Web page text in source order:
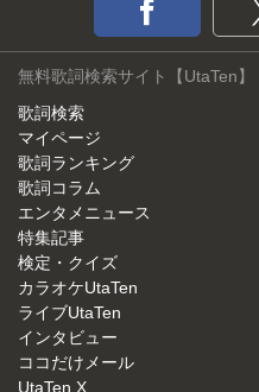
無料歌詞検索サイト【UtaTen】
歌詞検索
マイページ
歌詞ランキング
歌詞コラム
エンタメニュース
特集記事
検定・クイズ
カラオケUtaTen
ライブUtaTen
インタビュー
ココだけメール
UtaTen X